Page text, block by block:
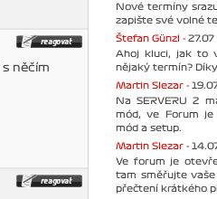
něčím
Nové termíny
zapište své volné
Štefan Günzl -
Ahoj kluci, jak to
nějaký termín? Díky
Martin Slezar -
Na SERVERU 2
mód, ve Forum
mód a setup.
Martin Slezar -
Ve forum je
tam směřujte
přečtení krátkého